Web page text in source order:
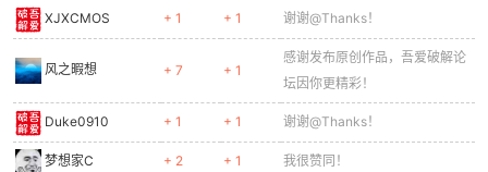
XJXCMOS + 1 + 1 谢谢@Thanks！
风之暇想 + 7 + 1
感谢发布原创作品，吾爱破解论
坛因你更精彩！
Duke0910 + 1 + 1 谢谢@Thanks！
梦想家C + 2 + 1 我很赞同！